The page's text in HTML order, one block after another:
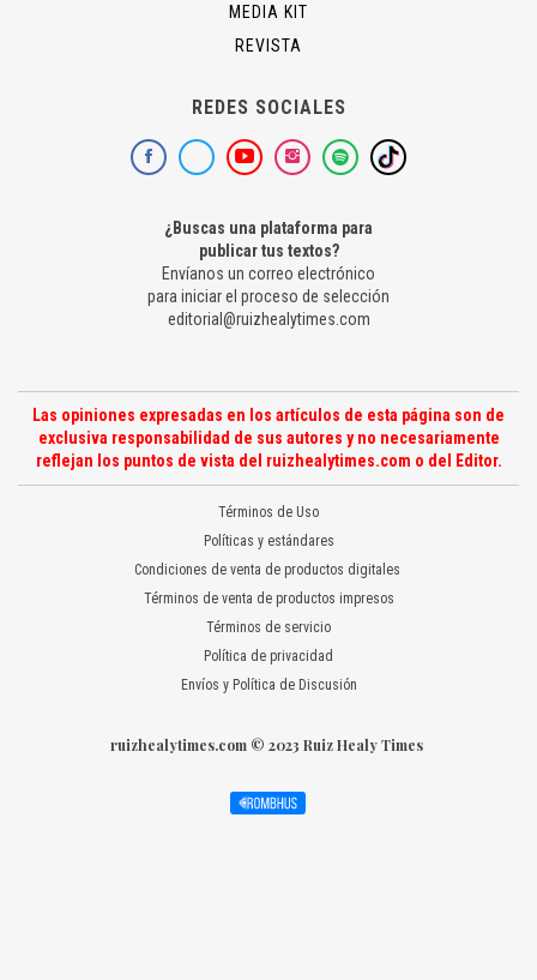
MEDIA KIT
REVISTA
REDES SOCIALES
¿Buscas una plataforma para
publicar tus textos?
Envíanos un correo electrónico
para iniciar el proceso de selección
editorial@ruizhealytimes.com
Las opiniones expresadas en los artículos de esta página son de
exclusiva responsabilidad de sus autores y no necesariamente
reflejan los puntos de vista del ruizhealytimes.com o del Editor.
Términos de Uso
Políticas y estándares
Condiciones de venta de productos digitales
Términos de venta de productos impresos
Términos de servicio
Política de privacidad
Envíos y Política de Discusión
ruizhealytimes.com © 2023 Ruiz Healy Times